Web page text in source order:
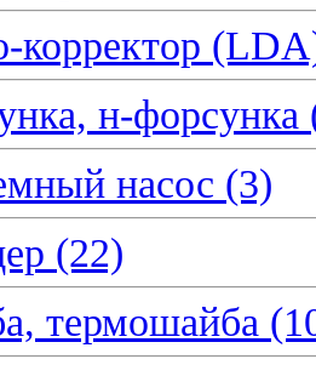
корректор
н-форсунка
насос (3)
(22)
термошайба